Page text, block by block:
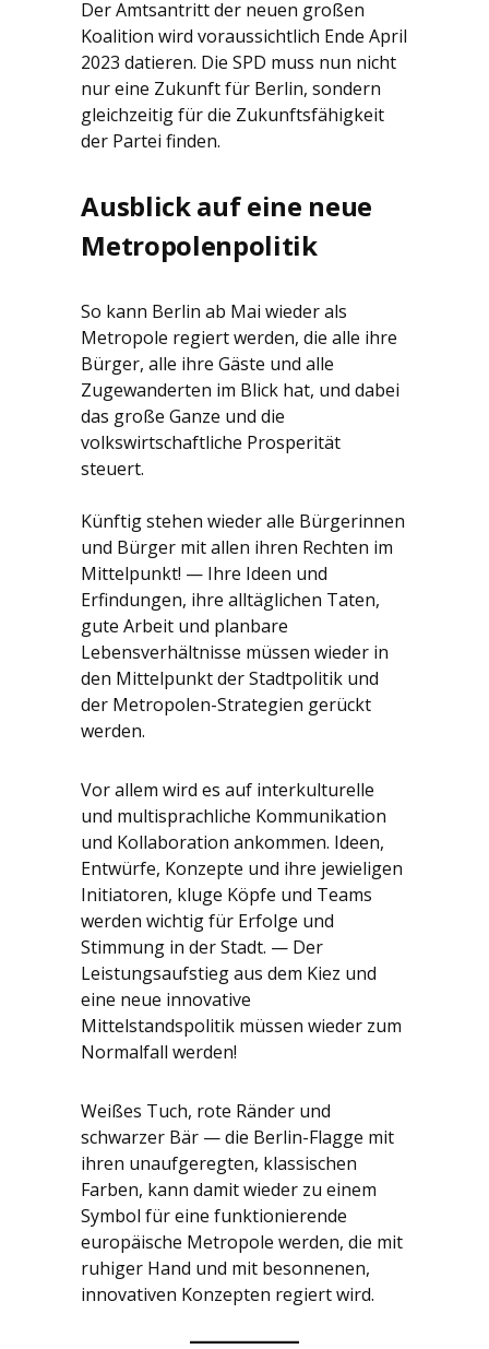
Der Amtsantritt der neuen großen
Koalition wird voraussichtlich Ende April
2023 datieren. Die SPD muss nun nicht
nur eine Zukunft für Berlin, sondern
gleichzeitig für die Zukunftsfähigkeit
der Partei finden.
Ausblick auf eine neue
Metropolenpolitik
So kann Berlin ab Mai wieder als
Metropole regiert werden, die alle ihre
Bürger, alle ihre Gäste und alle
Zugewanderten im Blick hat, und dabei
das große Ganze und die
volkswirtschaftliche Prosperität
steuert.
Künftig stehen wieder alle Bürgerinnen
und Bürger mit allen ihren Rechten im
Mittelpunkt! — Ihre Ideen und
Erfindungen, ihre alltäglichen Taten,
gute Arbeit und planbare
Lebensverhältnisse müssen wieder in
den Mittelpunkt der Stadtpolitik und
der Metropolen-Strategien gerückt
werden.
Vor allem wird es auf interkulturelle
und multisprachliche Kommunikation
und Kollaboration ankommen. Ideen,
Entwürfe, Konzepte und ihre jewieligen
Initiatoren, kluge Köpfe und Teams
werden wichtig für Erfolge und
Stimmung in der Stadt. — Der
Leistungsaufstieg aus dem Kiez und
eine neue innovative
Mittelstandspolitik müssen wieder zum
Normalfall werden!
Weißes Tuch, rote Ränder und
schwarzer Bär — die Berlin-Flagge mit
ihren unaufgeregten, klassischen
Farben, kann damit wieder zu einem
Symbol für eine funktionierende
europäische Metropole werden, die mit
ruhiger Hand und mit besonnenen,
innovativen Konzepten regiert wird.